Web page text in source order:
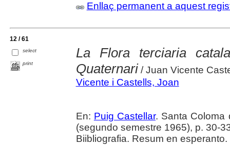
Enllaç permanent a aquest
12 / 61
select
print
La Flora terciaria
Quaternari/ Juan Vicente
Vicente i Castells, Joan
En: Puig Castellar. Santa Coloma
(segundo semestre 1965), p. 30-
Biibliografia. Resum en esperanto.